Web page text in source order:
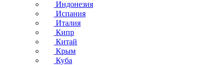
Индонезия
Испания
Италия
Кипр
Китай
Крым
Куба